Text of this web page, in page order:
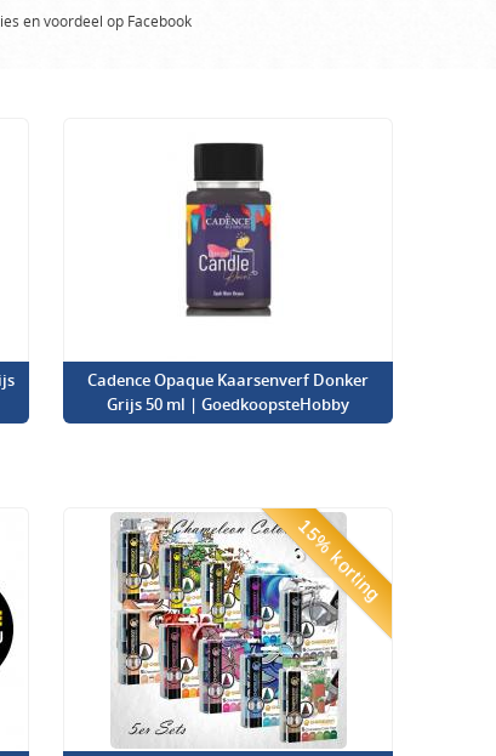
en voordeel op Facebook
Cadence Opaque Kaarsenverf Donker
Grijs 50 ml | GoedkoopsteHobby
15% korting